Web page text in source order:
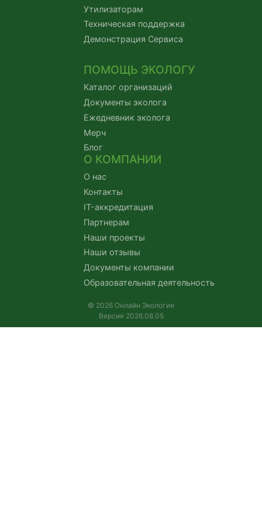
Утилизаторам
Техническая поддержка
Демонстрация Сервиса
ПОМОЩЬ ЭКОЛОГУ
Каталог организаций
Документы эколога
Ежедневник эколога
Мерч
Блог
О КОМПАНИИ
О нас
Контакты
IT-аккредитация
Партнерам
Наши проекты
Наши отзывы
Документы компании
Образовательная деятельность
© 2026 Онлайн Экология
Версия 2026.08.05